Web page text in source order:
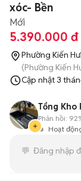
xóc- Bền
Mới
5.390.000 đ
Phường Kiến
(Phường Kiến
Cập nhật3
Hoạt
Phản hồi: